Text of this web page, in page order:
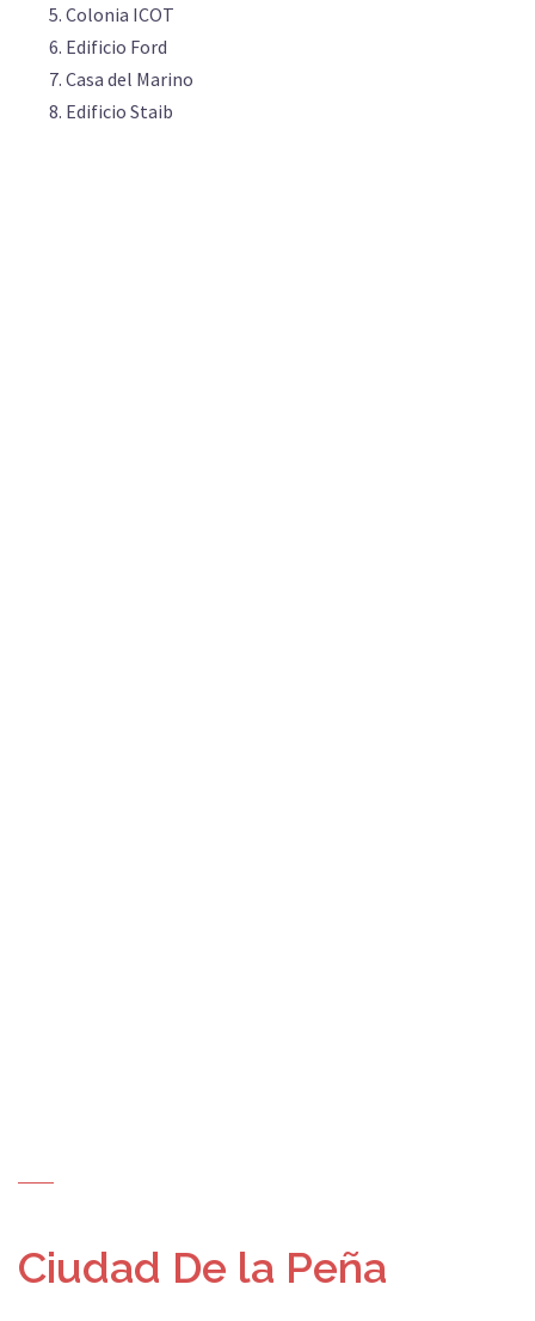
Colonia ICOT
Edificio Ford
Casa del Marino
Edificio Staib
Ciudad De la Peña